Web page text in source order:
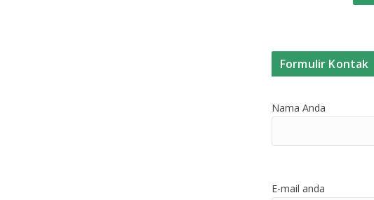
Formulir Kontak
Nama Anda
E-mail anda